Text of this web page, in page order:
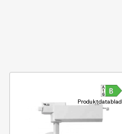
Produktdatablad